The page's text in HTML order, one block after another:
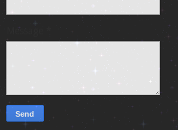
Message